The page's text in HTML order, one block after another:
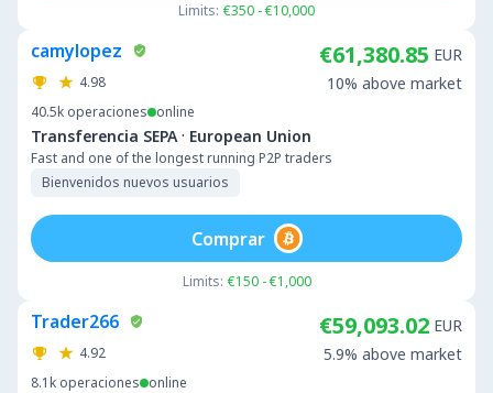
Limits: €350 - €10,000
camylopez
4.98
40.5k operaciones online
Transferencia SEPA · European Union
Fast and one of the longest running P2P traders
Bienvenidos nuevos usuarios
€61,380.85 EUR
10% above market
Limits: €150 - €1,000
Comprar
Trader266
4.92
8.1k operaciones online
€59,093.02 EUR
5.9% above market